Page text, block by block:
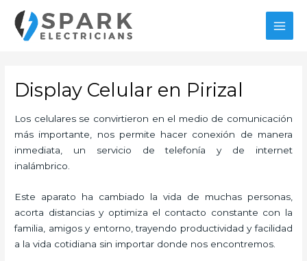
contenido
Display Celular en Pirizal
Los celulares se convirtieron en el medio de comunicación
más importante, nos permite hacer conexión de manera
inmediata, un servicio de telefonía y de internet
inalámbrico.
Este aparato ha cambiado la vida de muchas personas,
acorta distancias y optimiza el contacto constante con la
familia, amigos y entorno, trayendo productividad y facilidad
a la vida cotidiana sin importar donde nos encontremos.